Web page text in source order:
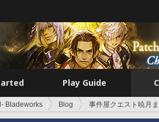
Play Guide
Bladeworks Blog 事件屋クエスト暁月